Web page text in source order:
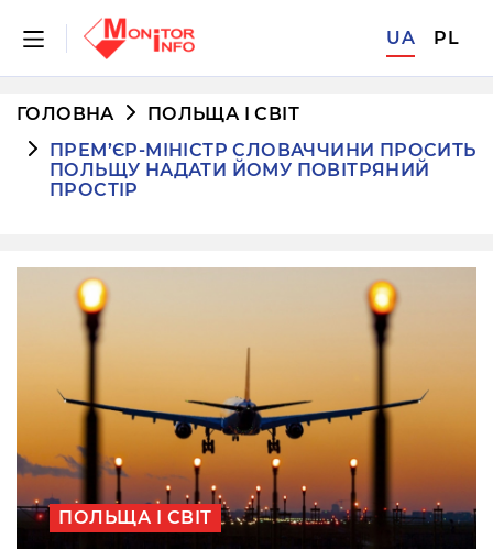
UA PL
ГОЛОВНА
ПОЛЬЩА І СВІТ
ПРЕМ’ЄР-МІНІСТР СЛОВАЧЧИНИ ПРОСИТЬ
ПОЛЬЩУ НАДАТИ ЙОМУ ПОВІТРЯНИЙ
ПРОСТІР
ПОЛЬЩА І СВІТ